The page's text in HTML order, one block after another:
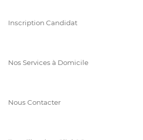
Inscription Candidat
Nos Services à Domicile
Nous Contacter